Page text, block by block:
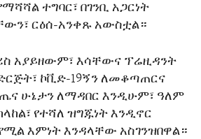
ተግባር፣ በገንቢ አጋርነት
ርዕሰ-አንቀጹ አውስቷል።
አያይዘውም፣ እሳቸውና ፕሬዚዳንት
ኮቪድ-19ኝን ለመቆጣጠርና
ሁኔታን ለማዳበር እንዲሁም፣ ዓለም
የተሻለ ዝግጁነት እንዲኖር
እምነት እንዳላቸው አስገንዝበዋል።